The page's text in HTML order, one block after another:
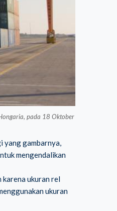
pada 18 Oktober
yang gambarnya,
mengendalikan
karena ukuran rel
ukuran